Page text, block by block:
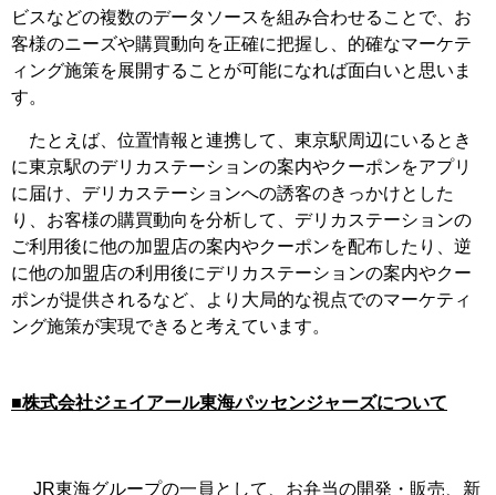
ビスなどの複数のデータソースを組み合わせることで、お
客様のニーズや購買動向を正確に把握し、的確なマーケテ
ィング施策を展開することが可能になれば面白いと思いま
す。
たとえば、位置情報と連携して、東京駅周辺にいるとき
に東京駅のデリカステーションの案内やクーポンをアプリ
に届け、デリカステーションへの誘客のきっかけとした
り、お客様の購買動向を分析して、デリカステーションの
ご利用後に他の加盟店の案内やクーポンを配布したり、逆
に他の加盟店の利用後にデリカステーションの案内やクー
ポンが提供されるなど、より大局的な視点でのマーケティ
ング施策が実現できると考えています。
■株式会社ジェイアール東海パッセンジャーズについて
JR東海グループの一員として、お弁当の開発・販売、新